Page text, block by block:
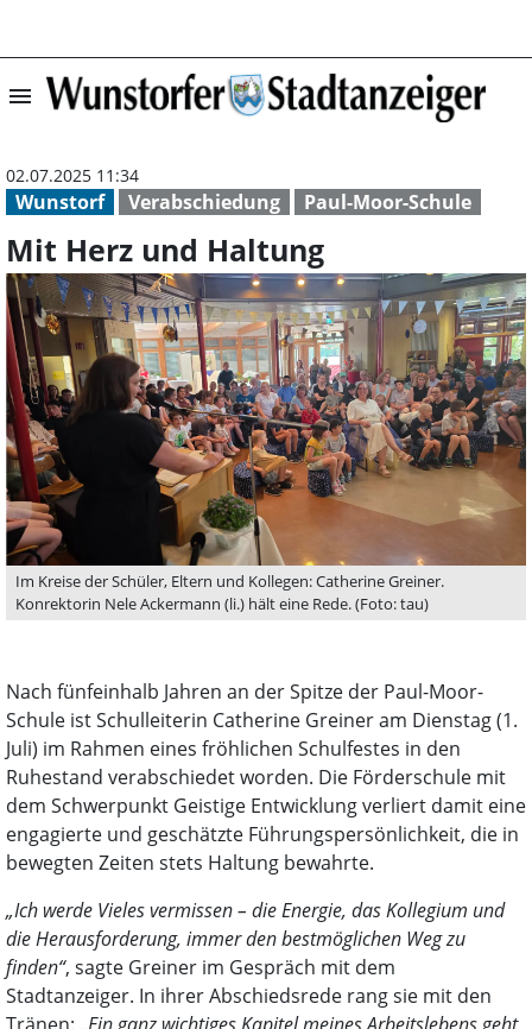
menu Mit Herz und
Wunstorf Verabschiedung Paul-Moor-Schule
02.07.2025 11:34
Mit Herz und Haltung
Im Kreise der Schüler, Eltern und Kollegen: Catherine Greiner.
Konrektorin Nele Ackermann (li.) hält eine Rede. (Foto: tau)
Nach fünfeinhalb Jahren an der Spitze der Paul-Moor-
Schule ist Schulleiterin Catherine Greiner am Dienstag (1.
Juli) im Rahmen eines fröhlichen Schulfestes in den
Ruhestand verabschiedet worden. Die Förderschule mit
dem Schwerpunkt Geistige Entwicklung verliert damit eine
engagierte und geschätzte Führungspersönlichkeit, die in
bewegten Zeiten stets Haltung bewahrte.
„Ich werde Vieles vermissen – die Energie, das Kollegium und
die Herausforderung, immer den bestmöglichen Weg zu
finden“, sagte Greiner im Gespräch mit dem
Stadtanzeiger. In ihrer Abschiedsrede rang sie mit den